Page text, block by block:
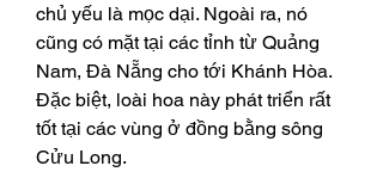
chủ yếu là mọc dại. Ngoài ra, nó
cũng có mặt tại các tỉnh từ Quảng
Nam, Đà Nẵng cho tới Khánh Hòa.
Đặc biệt, loài hoa này phát triển rất
tốt tại các vùng ở đồng bằng sông
Cửu Long.